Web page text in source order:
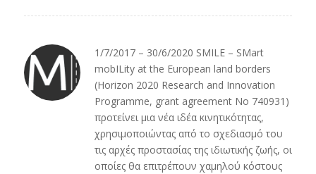
1/7/2017 – 30/6/2020 SMILE – SMart
mobILity at the European land borders
(Horizon 2020 Research and Innovation
Programme, grant agreement No 740931)
προτείνει μια νέα ιδέα κινητικότητας,
χρησιμοποιώντας από το σχεδιασμό του
τις αρχές προστασίας της ιδιωτικής ζωής, οι
οποίες θα επιτρέπουν χαμηλού κόστους